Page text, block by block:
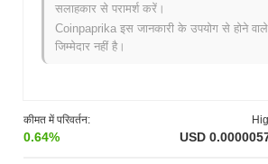
कीमत में परिवर्तन:
0.64% USD
イロハ (Iroha) का वर्तमान बाजार
イロハ (Iroha) का बाजार पूंजीकरण लगभग
अनुसार वैश्विक स्तर पर #3971 पर रैंक किया गया
व्यापक क्रिप्टो बाजार की तुलना में イロハ
कर रहा है?
सलाहकार से परामर्श करें।
Coinpaprika इस जानकारी के उपयोग से होने
जिम्मेदार नहीं है।